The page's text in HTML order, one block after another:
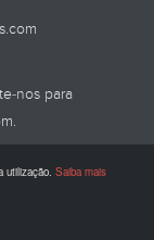
nos para
.
utilização. Saiba mais